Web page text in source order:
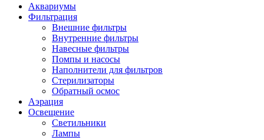
Аквариумы
Фильтрация
Внешние фильтры
Внутренние фильтры
Навесные фильтры
Помпы и насосы
Наполнители для фильтров
Стерилизаторы
Обратный осмос
Аэрация
Освещение
Светильники
Лампы